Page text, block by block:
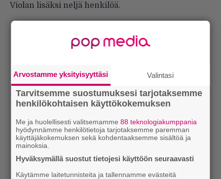
Violan lisäksi neljä henkilöä.
Arvostamme yksityisyyttäsi Valintasi
Tarvitsemme suostumuksesi tarjotaksemme
henkilökohtaisen käyttökokemuksen
Me ja huolellisesti valitsemamme88 teknologiakumppania
hyödynnämme henkilötietoja tarjotaksemme paremman
käyttäjäkokemuksen sekä kohdentaaksemme sisältöä ja
mainoksia.
Hyväksymällä suostut tietojesi käyttöön seuraavasti
Käytämme laitetunnisteita ja tallennamme evästeitä